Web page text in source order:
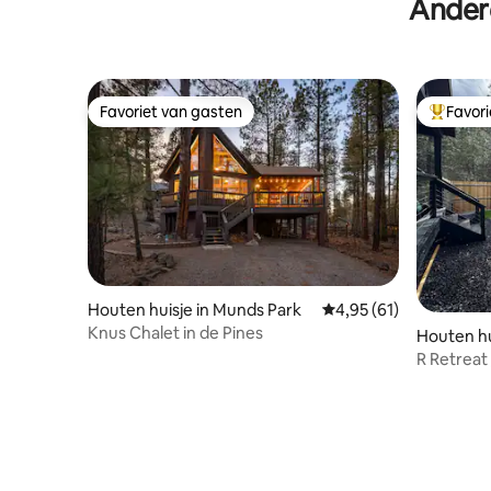
Favoriet van gasten
Favoriet van gasten
Houten huisje in Munds Park Gemiddelde
4,95 (61)
Knus Chalet in de Pines
Houten
R